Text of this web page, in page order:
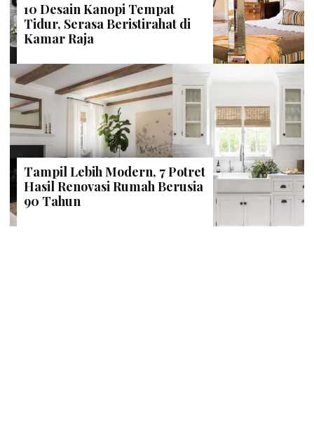
10 Desain Kanopi Tempat
Tidur, Serasa Beristirahat di
Kamar Raja
Tampil Lebih Modern, 7 Potret
Hasil Renovasi Rumah Berusia
90 Tahun